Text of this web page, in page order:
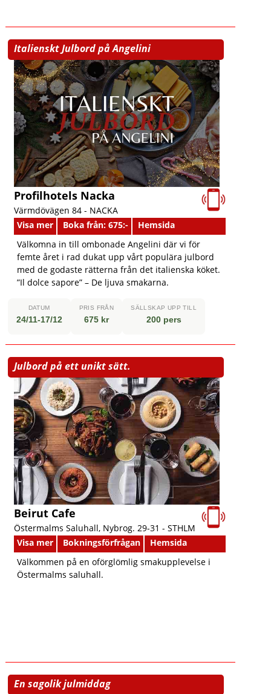
Italienskt Julbord på Angelini
Profilhotels Nacka
Värmdövägen 84 - NACKA
Visa mer
Boka från: 675:-
Hemsida
Välkomna in till ombonade Angelini där vi för
femte året i rad dukat upp vårt populära julbord
med de godaste rätterna från det italienska köket.
”Il dolce sapore” – De ljuva smakarna.
DATUM
24/11-17/12
PRIS FRÅN
675 kr
SÄLLSKAP UPP TILL
200 pers
Julbord på ett unikt sätt.
Beirut Cafe
Östermalms Saluhall, Nybrog. 29-31 - STHLM
Visa mer
Bokningsförfrågan
Hemsida
Välkommen på en oförglömlig smakupplevelse i
Östermalms saluhall.
En sagolik julmiddag